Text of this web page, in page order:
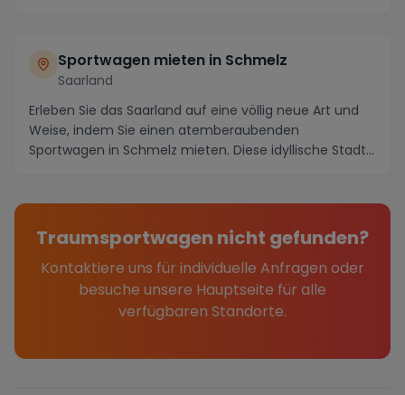
Sportwagen mieten in Schmelz
Saarland
Erleben Sie das Saarland auf eine völlig neue Art und
Weise, indem Sie einen atemberaubenden
Sportwagen in Schmelz mieten. Diese idyllische Stadt
Traumsportwagen nicht gefunden?
Kontaktiere uns für individuelle Anfragen oder
besuche unsere Hauptseite für alle
verfügbaren Standorte.